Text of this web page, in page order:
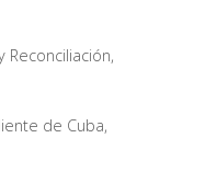
Reconciliación,
de Cuba,